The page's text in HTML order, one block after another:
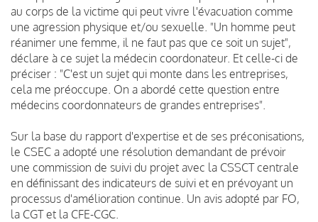
au corps de la victime qui peut vivre l'évacuation comme
une agression physique et/ou sexuelle. "Un homme peut
réanimer une femme, il ne faut pas que ce soit un sujet",
déclare à ce sujet la médecin coordonateur. Et celle-ci de
préciser : "C'est un sujet qui monte dans les entreprises,
cela me préoccupe. On a abordé cette question entre
médecins coordonnateurs de grandes entreprises".
Sur la base du rapport d'expertise et de ses préconisations,
le CSEC a adopté une résolution demandant de prévoir
une commission de suivi du projet avec la CSSCT centrale
en définissant des indicateurs de suivi et en prévoyant un
processus d'amélioration continue. Un avis adopté par FO,
la CGT et la CFE-CGC.